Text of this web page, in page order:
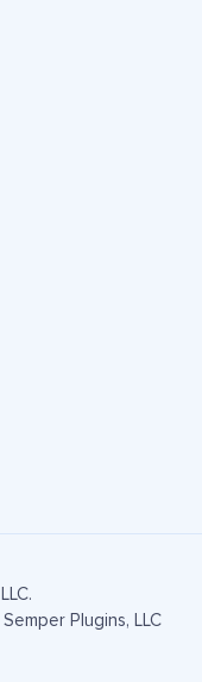
Plugins, LLC